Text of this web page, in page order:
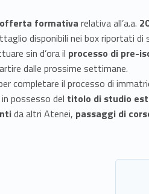
offerta formativa relativa all’a.a.
disponibili nei box riportati di
sin d’ora il processo di pre-
dalle prossime settimane.
completare il processo di
possesso del titolo di studio
da altri Atenei, passaggi di